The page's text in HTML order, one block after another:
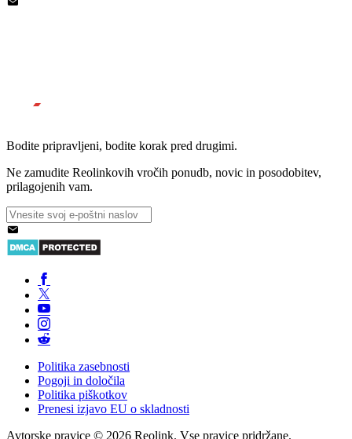
Bodite pripravljeni, bodite korak pred drugimi.
Ne zamudite Reolinkovih vročih ponudb, novic in posodobitev,
prilagojenih vam.
Politika zasebnosti
Pogoji in določila
Politika piškotkov
Prenesi izjavo EU o skladnosti
Avtorske pravice © 2026 Reolink. Vse pravice pridržane.